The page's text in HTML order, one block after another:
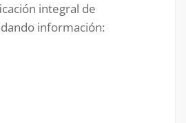
integral de
información: